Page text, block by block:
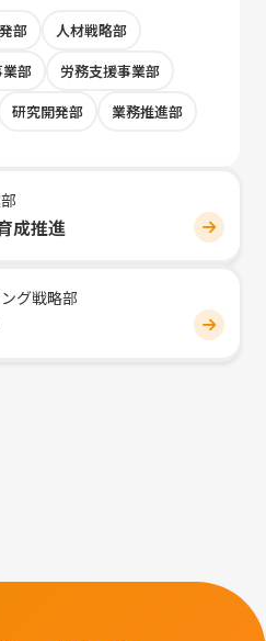
部
人材戦略部
部
労務支援事業部
研究開発部 業務推進部
成推進
グ戦略部